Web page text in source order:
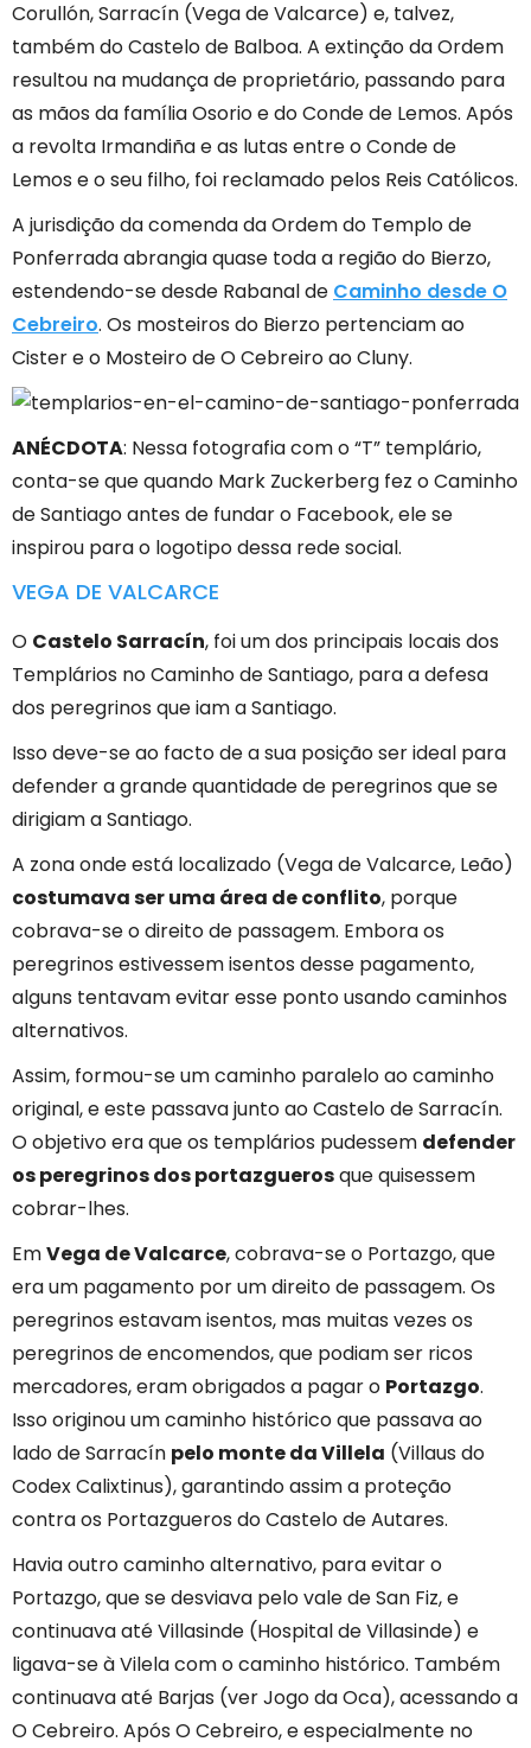
Corullón, Sarracín (Vega de Valcarce) e, talvez,
também do Castelo de Balboa. A extinção da Ordem
resultou na mudança de proprietário, passando para
as mãos da família Osorio e do Conde de Lemos. Após
a revolta Irmandiña e as lutas entre o Conde de
Lemos e o seu filho, foi reclamado pelos Reis Católicos.
A jurisdição da comenda da Ordem do Templo de
Ponferrada abrangia quase toda a região do Bierzo,
estendendo-se desde Rabanal de Caminho desde O
Cebreiro. Os mosteiros do Bierzo pertenciam ao
Cister e o Mosteiro de O Cebreiro ao Cluny.
ANÉCDOTA: Nessa fotografia com o “T” templário,
conta-se que quando Mark Zuckerberg fez o Caminho
de Santiago antes de fundar o Facebook, ele se
inspirou para o logotipo dessa rede social.
VEGA DE VALCARCE
O Castelo Sarracín, foi um dos principais locais dos
Templários no Caminho de Santiago, para a defesa
dos peregrinos que iam a Santiago.
Isso deve-se ao facto de a sua posição ser ideal para
defender a grande quantidade de peregrinos que se
dirigiam a Santiago.
A zona onde está localizado (Vega de Valcarce, Leão)
costumava ser uma área de conflito, porque
cobrava-se o direito de passagem. Embora os
peregrinos estivessem isentos desse pagamento,
alguns tentavam evitar esse ponto usando caminhos
alternativos.
Assim, formou-se um caminho paralelo ao caminho
original, e este passava junto ao Castelo de Sarracín.
O objetivo era que os templários pudessem defender
os peregrinos dos portazguerosque quisessem
cobrar-lhes.
EmVega de Valcarce, cobrava-se o Portazgo, que
era um pagamento por um direito de passagem. Os
peregrinos estavam isentos, mas muitas vezes os
peregrinos de encomendos, que podiam ser ricos
mercadores, eram obrigados a pagar o Portazgo.
Isso originou um caminho histórico que passava ao
lado de Sarracín pelo monte da Villela (Villaus do
Codex Calixtinus), garantindo assim a proteção
contra os Portazgueros do Castelo de Autares.
Havia outro caminho alternativo, para evitar o
Portazgo, que se desviava pelo vale de San Fiz, e
continuava até Villasinde (Hospital de Villasinde) e
ligava-se à Vilela com o caminho histórico. Também
continuava até Barjas (ver Jogo da Oca), acessando a
O Cebreiro. Após O Cebreiro, e especialmente no